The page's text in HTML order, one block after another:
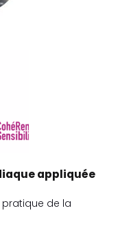
appliquée
de la